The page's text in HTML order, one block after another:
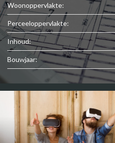
Woonoppervlakte:
Perceeloppervlakte:
Inhoud:
Bouwjaar: